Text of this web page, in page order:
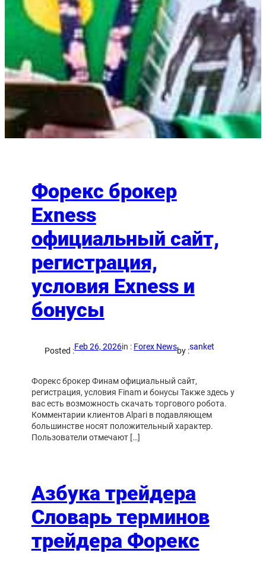
Форекс брокер
Exness
официальный сайт,
регистрация,
условия Exness и
бонусы
Posted :Feb 26, 2026in : Forex Newsby :sanket
Форекс брокер Финам официальный сайт,
регистрация, условия Finam и бонусы Также здесь у
вас есть возможность скачать торгового робота.
Комментарии клиентов Alpari в подавляющем
большинстве носят положительный характер.
Пользователи отмечают […]
Азбука трейдера
Словарь терминов
трейдера Форекс